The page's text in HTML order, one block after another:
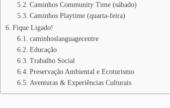
Caminhos Community Time (sábado)
Caminhos Playtime (quarta-feira)
Fique Ligado!
caminhoslanguagecentre
Educação
Trabalho Social
Preservação Ambiental e Ecoturismo
Aventuras & Experiências Culturais